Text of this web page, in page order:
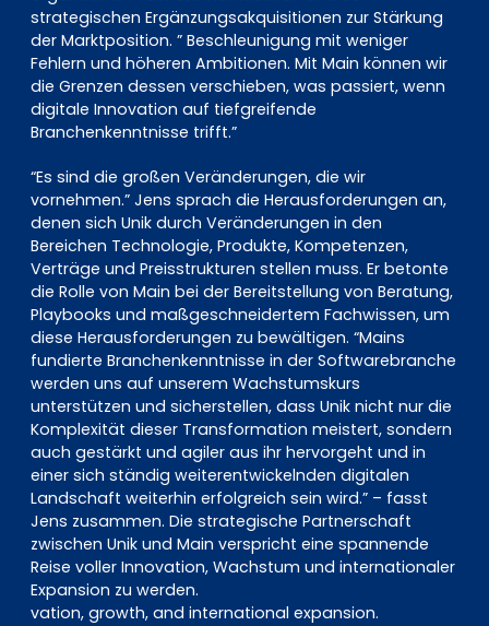
strategischen Ergänzungsakquisitionen zur Stärkung
der Marktposition. ” Beschleunigung mit weniger
Fehlern und höheren Ambitionen. Mit Main können wir
die Grenzen dessen verschieben, was passiert, wenn
digitale Innovation auf tiefgreifende
Branchenkenntnisse trifft.”
“Es sind die großen Veränderungen, die wir
vornehmen.” Jens sprach die Herausforderungen an,
denen sich Unik durch Veränderungen in den
Bereichen Technologie, Produkte, Kompetenzen,
Verträge und Preisstrukturen stellen muss. Er betonte
die Rolle von Main bei der Bereitstellung von Beratung,
Playbooks und maßgeschneidertem Fachwissen, um
diese Herausforderungen zu bewältigen. “Mains
fundierte Branchenkenntnisse in der Softwarebranche
werden uns auf unserem Wachstumskurs
unterstützen und sicherstellen, dass Unik nicht nur die
Komplexität dieser Transformation meistert, sondern
auch gestärkt und agiler aus ihr hervorgeht und in
einer sich ständig weiterentwickelnden digitalen
Landschaft weiterhin erfolgreich sein wird.” – fasst
Jens zusammen. Die strategische Partnerschaft
zwischen Unik und Main verspricht eine spannende
Reise voller Innovation, Wachstum und internationaler
Expansion zu werden.
vation, growth, and international expansion.